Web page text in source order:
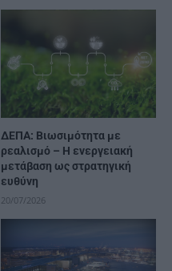
ΔΕΠΑ: Βιωσιμότητα με
ρεαλισμό – Η ενεργειακή
μετάβαση ως στρατηγική
ευθύνη
20/07/2026